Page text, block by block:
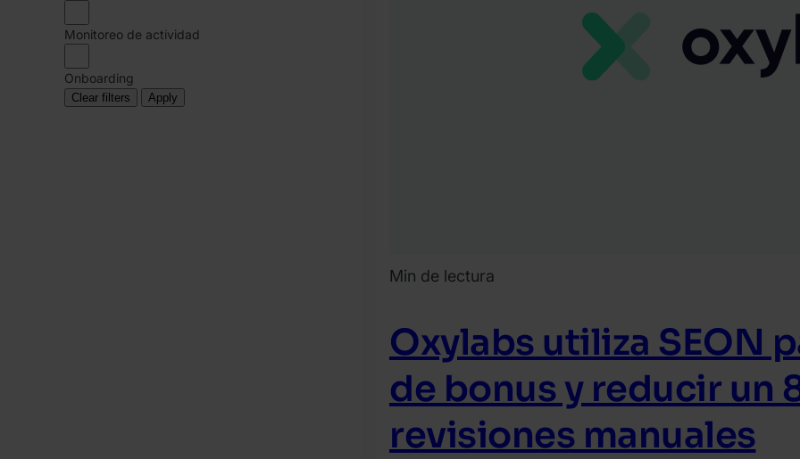
Monitoreo de actividad
Onboarding
Clear filters Apply
Min de lectura
Oxylabs utiliza SEON
de bonus y reducir un
revisiones manuales